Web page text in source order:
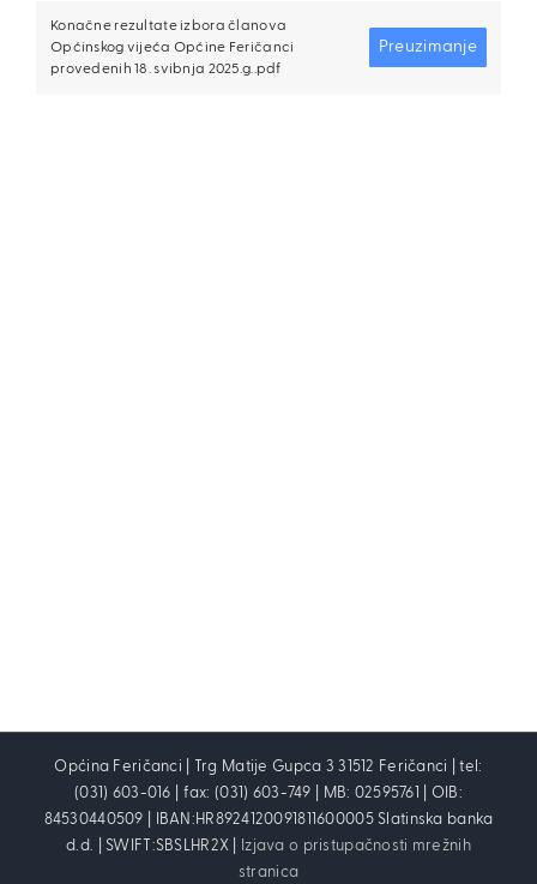
Konačne rezultate izbora članova
Općinskog vijeća Općine Feričanci
provedenih 18. svibnja 2025.g..pdf
Preuzimanje
Općina Feričanci | Trg Matije Gupca 3 31512 Feričanci | tel:
(031) 603-016 | fax: (031) 603-749 | MB: 02595761 | OIB:
84530440509 | IBAN:HR8924120091811600005 Slatinska banka
d.d. | SWIFT:SBSLHR2X |
Izjava o pristupačnosti mrežnih
stranica